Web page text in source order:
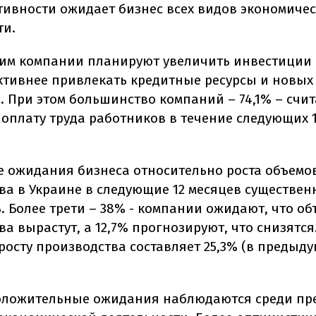
ожидает бизнес всех видов
компании планируют увеличить
привлекать кредитные ресурсы и новых
При этом большинство компаний – 74,1% –
труда работников в течение следующих
бизнеса относительно роста
в Украине в следующие 12 месяцев
Более трети – 38% - компании ожидают, что
вырастут, а 12,7% прогнозируют, что
производства составляет 25,3% (в
ожидания наблюдаются среди